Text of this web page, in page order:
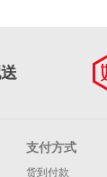
支付方式
货到付款